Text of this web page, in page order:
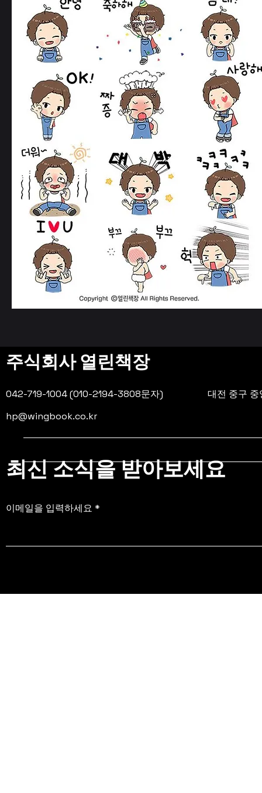
주식회사 열린책장
042-719-1004 (010-2194-3808문자)
hp@wingbook.co.kr
대전 중구
최신 소식을 받아보세요
이메일을 입력하세요